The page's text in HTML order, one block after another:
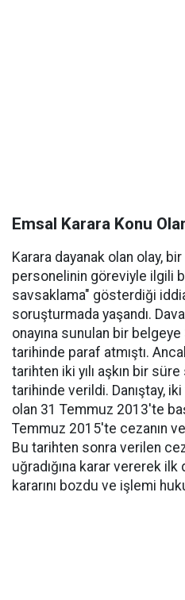
Emsal Karara Konu
Karara dayanak olan olay,
personelinin göreviyle ilgili
savsaklama" gösterdiği
soruşturmada yaşandı.
onayına sunulan bir
tarihinde paraf atmıştı.
tarihten iki yılı aşkın bir
tarihinde verildi. Danıştay,
olan 31 Temmuz 2013'te
Temmuz 2015'te cezanın
Bu tarihten sonra verilen
uğradığına karar vererek
kararını bozdu ve işlemi